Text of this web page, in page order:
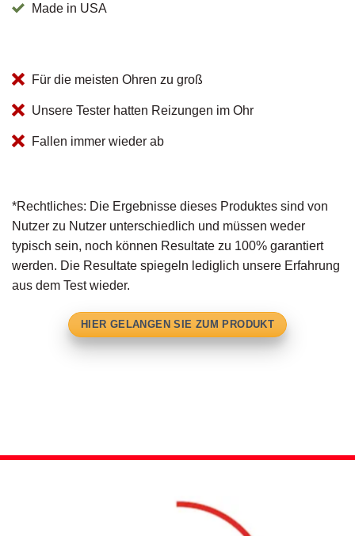
Made in USA
Für die meisten Ohren zu groß
Unsere Tester hatten Reizungen im Ohr
Fallen immer wieder ab
*Rechtliches: Die Ergebnisse dieses Produktes sind von
Nutzer zu Nutzer unterschiedlich und müssen weder
typisch sein, noch können Resultate zu 100% garantiert
werden. Die Resultate spiegeln lediglich unsere Erfahrung
aus dem Test wieder.
HIER GELANGEN SIE ZUM PRODUKT